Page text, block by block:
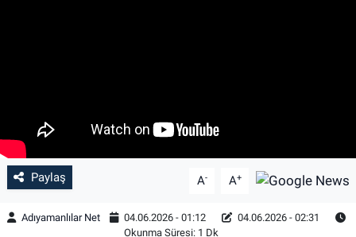
Paylaş A- A+
Adıyamanlılar Net 04.06.2026 - 01:12
04.06.2026 - 02:31
Okunma Süresi: 1 Dk
Eğitim
Ekonomi